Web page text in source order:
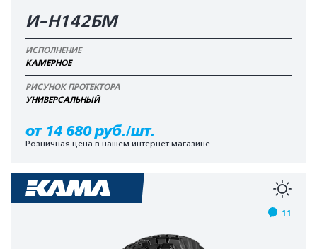
И-Н142БМ
ИСПОЛНЕНИЕ
КАМЕРНОЕ
РИСУНОК ПРОТЕКТОРА
УНИВЕРСАЛЬНЫЙ
от 14 680 руб./шт.
Розничная цена в нашем интернет-магазине
11